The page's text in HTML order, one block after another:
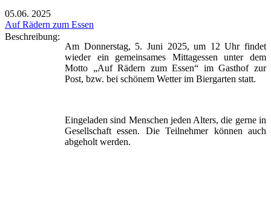
05.06. 2025
Auf Rädern zum Essen
Beschreibung:
Am Donnerstag, 5. Juni 2025, um 12 Uhr findet
wieder ein gemeinsames Mittagessen unter dem
Motto „Auf Rädern zum Essen“ im Gasthof zur
Post, bzw. bei schönem Wetter im Biergarten statt.
Eingeladen sind Menschen jeden Alters, die gerne in
Gesellschaft essen. Die Teilnehmer können auch
abgeholt werden.